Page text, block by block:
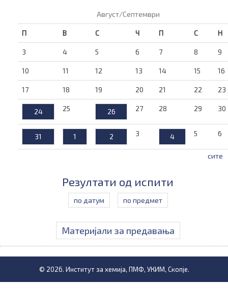
Август/Септември
П В С Ч П С Н
3 4 5 6 7 8 9
10 11 12 13 14 15 16
17 18 19 20 21 22 23
24 25 26 27 28 29 30
31 1 2 3 4 5 6
сите
Резултати од испити
по датум по предмет
Материјали за предавања
© 2026. Институт за хемија, ПМФ, УКИМ, Скопје.